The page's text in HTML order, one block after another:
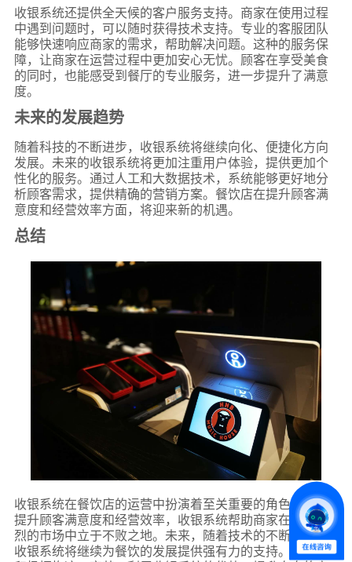
收银系统还提供全天候的客户服务支持。商家在使用过程
中遇到问题时，可以随时获得技术支持。专业的客服团队
能够快速响应商家的需求，帮助解决问题。这种的服务保
障，让商家在运营过程中更加安心无忧。顾客在享受美食
的同时，也能感受到餐厅的专业服务，进一步提升了满意
度。
未来的发展趋势
随着科技的不断进步，收银系统将继续向化、便捷化方向
发展。未来的收银系统将更加注重用户体验，提供更加个
性化的服务。通过人工和大数据技术，系统能够更好地分
析顾客需求，提供精确的营销方案。餐饮店在提升顾客满
意度和经营效率方面，将迎来新的机遇。
总结
收银系统在餐饮店的运营中扮演着至关重要的角色。通过
提升顾客满意度和经营效率，收银系统帮助商家在竞争激
烈的市场中立于不败之地。未来，随着技术的不断进步，
收银系统将继续为餐饮的发展提供强有力的支持。商家应
联系方式
*我的姓名